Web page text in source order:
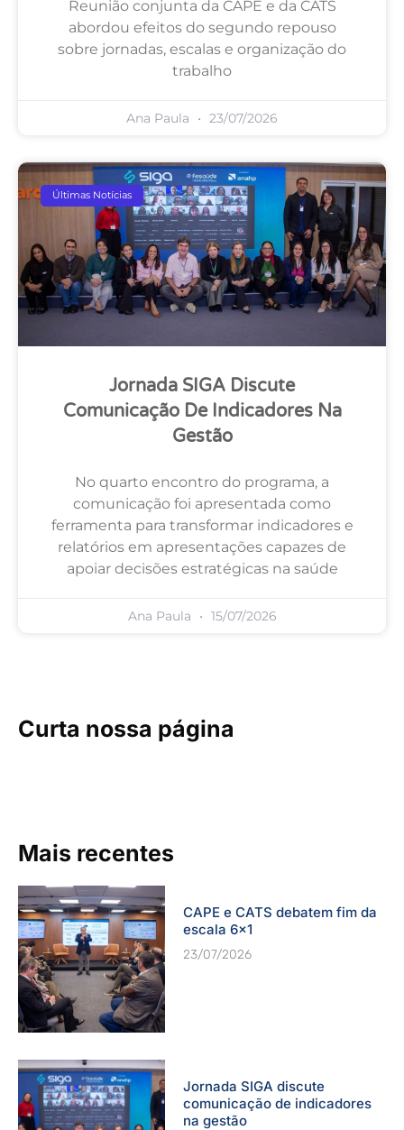
Reunião conjunta da CAPE e da CATS
abordou efeitos do segundo repouso
sobre jornadas, escalas e organização do
trabalho
Ana Paula 23/07/2026
Últimas Notícias
Jornada SIGA Discute
Comunicação De Indicadores Na
Gestão
No quarto encontro do programa, a
comunicação foi apresentada como
ferramenta para transformar indicadores e
relatórios em apresentações capazes de
apoiar decisões estratégicas na saúde
Ana Paula 15/07/2026
Curta nossa página
Mais recentes
CAPE e CATS debatem fim da
escala 6×1
23/07/2026
Jornada SIGA discute
comunicação de indicadores
na gestão